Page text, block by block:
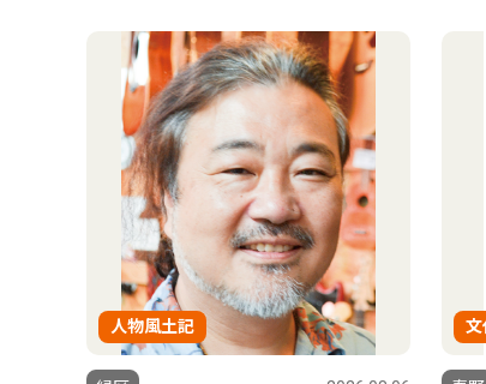
人物風土記 文